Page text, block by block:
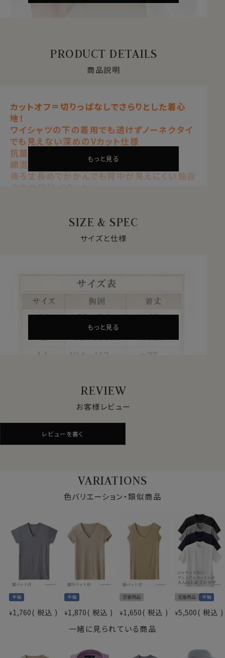
カットオフ＝切りっぱなしでさらりとした着心
地
ワイシャツの下の着用でも透けずノーネクタ
綿混率55％の心地よい肌ざわり
後ろ丈長めでかかんでも背中が見えにくい独
●快適な着心地の透けないインナー
サラッとした着心地で、ワイシャツのインナーとして着用
肌なじみの良いクリアベージュで更に透けにくくなりま
PRODUCT DETAILS
商品説明
カットオフ＝切りっぱなしでさらりとした着心
地！
ワイシャツの下の着用でも透けずノーネクタイ
でも見えない深めのVカット仕様
抗菌防臭性に優れた万能な清涼インナー
綿混率55％の心地よい肌ざわり
後ろ丈長めでかかんでも背中が見えにくい独自
の立体設計パターン
もっと見る
SIZE & SPEC
サイズと仕様
ポリエステル30％
サイズ
【 M 】
【 L 】
胸囲：96～104cm
前丈：約75cm(実寸)
生産国
日本
※サイズの実寸は参考情報となります。生地により多少
の誤差がございます。平台に平置きし、測定した寸法で
もっと見る
REVIEW
お客様レビュー
レビューを書く
VARIATIONS
色バリエーション・類似商品
半袖
¥1,760 税込
半袖
¥1,870 税込
定番商品
¥1,650 税込
定番商品 半袖
¥5,500 税込
一緒に見られている商品